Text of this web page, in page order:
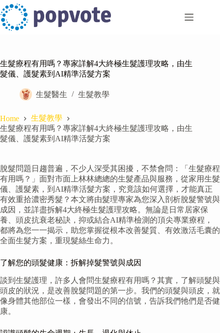
Skip
to
content
生髮療程有用嗎？專家詳解4大終極生髮護理攻略，由生
髮儀、護髮素到AI精準活髮方案
生髮醫生 生髮教學
Home
生髮教學
生髮療程有用嗎？專家詳解4大終極生髮護理攻略，由生
髮儀、護髮素到AI精準活髮方案
脫髮問題日趨普遍，不少人深受其困擾，不禁會問：「生髮療程
有用嗎？」面對市面上林林總總的生髮產品與服務，從家用生髮
儀、護髮素，到AI精準活髮方案，究竟該如何選擇，才能真正
有效重拾濃密秀髮？本文將由髮理專家為您深入剖析脫髮警號與
成因，並詳盡拆解4大終極生髮護理攻略。無論是日常居家保
養、頭皮抗衰老秘訣，抑或結合AI精準檢測的頂尖專業療程，
都將為您一一揭示，助您掌握從根本改善髮質、有效激活毛囊的
全面生髮方案，重現髮絲生命力。
了解您的頭髮健康：拆解掉髮警號與成因
談到生髮護理，許多人會問生髮療程有用嗎？其實，了解頭髮與
頭皮的狀況，是改善脫髮問題的第一步。我們的頭髮與頭皮，就
像身體其他部位一樣，會發出不同的信號，告訴我們牠們是否健
康。